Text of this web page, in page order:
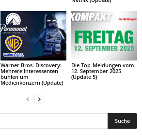
Warner Bros. Discovery:
Mehrere Interessenten
buhlen um
Medienkonzern (Update)
Die Top-Meldungen vom
12. September 2025
(Update 5)